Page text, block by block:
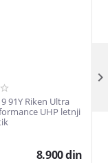
91Y Riken Ultra
UHP letnji
8.900din
